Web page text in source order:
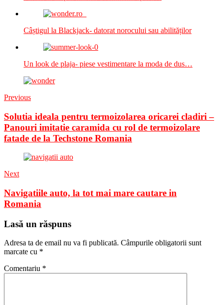
Câștigul la Blackjack- datorat norocului sau abilităților
Un look de plaja- piese vestimentare la moda de dus…
Previous
Solutia ideala pentru termoizolarea oricarei cladiri –
Panouri imitatie caramida cu rol de termoizolare
fatade de la Techstone Romania
Next
Navigatiile auto, la tot mai mare cautare in
Romania
Lasă un răspuns
Adresa ta de email nu va fi publicată. Câmpurile obligatorii sunt
marcate cu *
Comentariu *